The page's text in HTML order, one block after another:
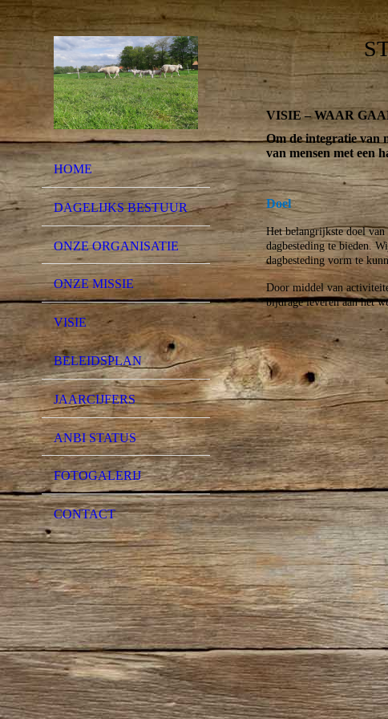
HOME
DAGELIJKS BESTUUR
ONZE ORGANISATIE
ONZE MISSIE
VISIE
BELEIDSPLAN
JAARCIJFERS
ANBI STATUS
FOTOGALERIJ
CONTACT
VISIE – WAAR
Om de integratie van
van mensen met een
Doel
Het belangrijkste doel
dagbesteding te bieden.
dagbesteding vorm te
Door middel van
bijdrage leveren aan het